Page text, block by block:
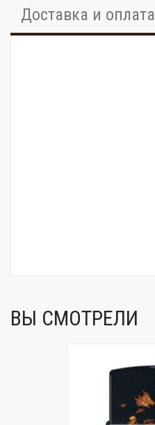
Доставка и оплата
ВЫ СМОТРЕЛИ